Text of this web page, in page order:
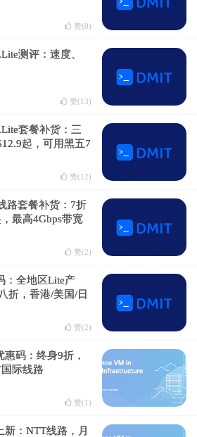
赞(0)
测评：速度、
赞(13)
套餐补货：三
起，可用黑五7
赞(12)
路套餐补货：7折
最高4Gbps带宽
赞(2)
：全地区Lite产
折，香港/美国/日
赞(2)
码：终身9折，
际线路
赞(1 )
新：NTT线路，月